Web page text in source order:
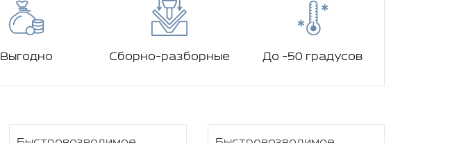
Выгодно Сборно-разборные До -50 градусов